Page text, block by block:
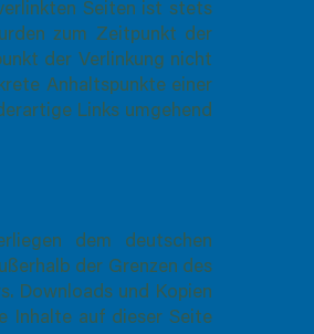
Seiten ist stets
zum Zeitpunkt der
der Verlinkung nicht
Anhaltspunkte einer
Links umgehend
dem deutschen
der Grenzen des
Downloads und Kopien
Inhalte auf dieser Seite